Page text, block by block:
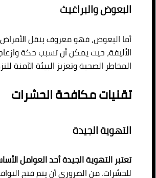
البعوض والبراغيث
أما البعوض، فهو معروف بنقل الأمراض
الأليفة، حيث يمكن أن تسبب حكة
المخاطر الصحية وتعزيز البيئة الآمنة
تقنيات مكافحة الحشرات
التهوية الجيدة
تعتبر التهوية الجيدة أحد العوامل
للحشرات. من الضروري أن يتم فتح